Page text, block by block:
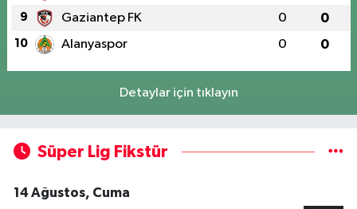
9 Gaziantep FK 0 0
10 Alanyaspor 0 0
Detaylar için tıklayın
Süper Lig Fikstür
14 Ağustos, Cuma